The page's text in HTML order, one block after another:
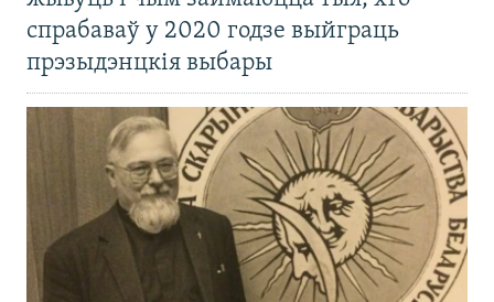
спрабаваў у 2020 годзе выйграць
прэзыдэнцкія выбары